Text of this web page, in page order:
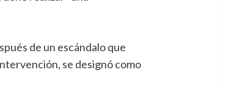
de un escándalo que
se designó como